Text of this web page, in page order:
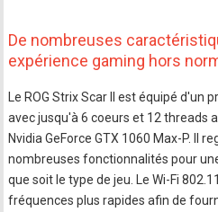
De nombreuses
expérience gaming hors
Le ROG Strix Scar II est équipé d'un
avec jusqu'à 6 coeurs et 12 threads
Nvidia GeForce GTX 1060 Max-P. Il
nombreuses fonctionnalités pour
que soit le type de jeu. Le Wi-Fi
fréquences plus rapides afin de